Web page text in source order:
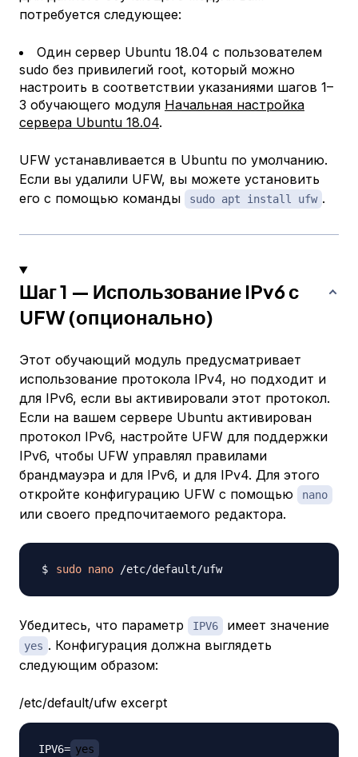
потребуется следующее:
Один сервер Ubuntu 18.04 с пользователем
sudo без привилегий root, который можно
настроить в соответствии указаниями шагов 1–
3 обучающего модуля Начальная настройка
сервера Ubuntu 18.04.
UFW устанавливается в Ubuntu по умолчанию.
Если вы удалили UFW, вы можете установить
его с помощью команды
sudo apt install ufw .
Шаг 1 — Использование IPv6 с
UFW (опционально)
Этот обучающий модуль предусматривает
использование протокола IPv4, но подходит и
для IPv6, если вы активировали этот протокол.
Если на вашем сервере Ubuntu активирован
протокол IPv6, настройте UFW для поддержки
IPv6, чтобы UFW управлял правилами
брандмауэра и для IPv6, и для IPv4. Для этого
откройте конфигурацию UFW с помощью
nano
или своего предпочитаемого редактора.
sudo nano
Убедитесь, что параметр IPV6 имеет значение
yes . Конфигурация должна выглядеть
следующим образом:
/etc/default/ufw excerpt
IPV6= yes